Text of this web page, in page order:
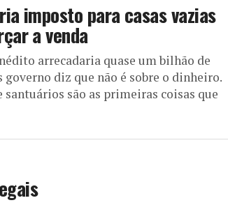
imposto para casas vazias
a venda
arrecadaria quase um bilhão de
governo diz que não é sobre o dinheiro.
santuários são as primeiras coisas que